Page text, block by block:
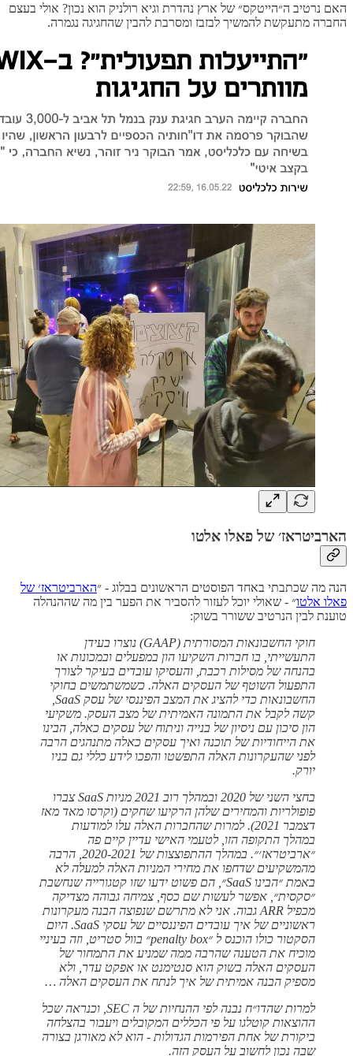
האם נרטיב ה״הייטקס״ של ארץ נהדרת וגיא רולניק הוא נכון? אולי בעצם
החברה מתעקשת להמשיך לבזבז ומסרבת להבין שהחגיגה נגמרה.
הארביטראז׳ של פאלו אלטו
הנה מה שכתבתי באחד הפוסטים הראשונים בבלוג - ״הארביטראז׳ של
פאלו אלטו״ - שאולי יוכל לעזור להסביר את הפער בין מה שההנהלה
טוענת לבין הנרטיב ששורר בשוק:
חוקי החשבונאות המסורתית (GAAP) נוצרו בעידן
התעשייתי, בו חברות השקיעו הון במפעלים ובמכונות או
בהנחה של מסילות רכבת, והעסיקו עובדים בעיקר לצורך
התפעול השוטף של העסקים האלה. כשמשתמשים בחוקי
קשה לקבל את התמונה האמיתית של מצב העסק. משקיעי
הון סיכון עם ניסיון של בנייה וניתוח של עסקים כאלה, הבינו
את הייחודיות של תוכנה ואיך עסקים כאלה מתנהגים הרבה
לפני שהעקרונות האלה התפשטו והפכו לידע כללי גם בניו
יורק.
בחצי השני של 2020 ובמהלך רוב 2021 מניות SaaS צברו
פופולריות והמחירים שלהן הרקיעו שחקים (וקרסו מאד מאז
דצמבר 2021). למרות שהחברות האלה עלו למודעות
במהלך התקופה הזו, לטעמי האישי עדיין קיים פה
״ארביטראז׳״. במהלך ההתפוצצות של 2020-2021, הרבה
מהמשקיעים שדחפו את מחירי המניות האלה למעלה לא
באמת ״הבינו SaaS״, הם פשוט ידעו שזו קטגורייה שנחשבת
״סקסית״, אפשר לעשות שם כסף, צמיחה גבוהה מצדיקה
מכפיל ARR גבוה. אני לא מתרשם שנפוצה הבנה מעקרונות
ראשוניים של איך עובדים הפיננסיים של עסקי SaaS. היום
הסקטור כולו הוכנס ל ״penalty box״ בוול סטריט, וזה בעיניי
מוכיח את הטענה שהרבה ממה שמניע את התמחור של
העסקים האלה בשוק הוא סנטימנט או אפקט עדר, ולא
מספיק הבנה אמיתית של איך לנתח את העסקים האלה …
למרות שהדו״ח נבנה לפי ההנחיות של ה SEC, וכנראה שכל
ההוצאות קוטלגו על פי הכללים המקובלים ויעבור בהצלחה
ביקורת של אחת הפירמות הגדולות - הוא לא מאורגן בצורה
שבה נכון לחשוב על העסק הזה.